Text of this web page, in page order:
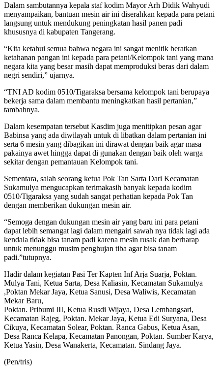
Dalam sambutannya kepala staf kodim Mayor Arh Didik Wahyudi
menyampaikan, bantuan mesin air ini diserahkan kepada para petani
langsung untuk mendukung peningkatan hasil panen padi
khususnya di kabupaten Tangerang.
“Kita ketahui semua bahwa negara ini sangat menitik beratkan
ketahanan pangan ini kepada para petani/Kelompok tani yang mana
negara kita yang besar masih dapat memproduksi beras dari dalam
negri sendiri,” ujarnya.
“TNI AD kodim 0510/Tigaraksa bersama kelompok tani berupaya
bekerja sama dalam membantu meningkatkan hasil pertanian,”
tambahnya.
Dalam kesempatan tersebut Kasdim juga menitipkan pesan agar
Babinsa yang ada diwilayah untuk di libatkan dalam pertanian ini
serta 6 mesin yang dibagikan ini dirawat dengan baik agar masa
pakainya awet hingga dapat di gunakan dengan baik oleh warga
sekitar dengan pemantauan Kelompok tani.
Sementara, salah seorang ketua Pok Tan Sarta Dari Kecamatan
Sukamulya mengucapkan terimakasih banyak kepada kodim
0510/Tigaraksa yang sudah sangat perhatian kepada Pok Tan
dengan memberikan dukungan mesin air.
“Semoga dengan dukungan mesin air yang baru ini para petani
dapat lebih semangat lagi dalam mengairi sawah nya tidak lagi ada
kendala tidak bisa tanam padi karena mesin rusak dan berharap
untuk menunggu musim penghujan tiba agar bisa tanam
padi.”tutupnya.
Hadir dalam kegiatan Pasi Ter Kapten Inf Arja Suarja, Poktan.
Mulya Tani, Ketua Sarta, Desa Kaliasin, Kecamatan Sukamulya
,Poktan Mekar Jaya, Ketua Sanusi, Desa Waliwis, Kecamatan
Mekar Baru,
Poktan. Pribumi III, Ketua Rusdi Wijaya, Desa Lembangsari,
Kecamatan Rajeg, Poktan. Mekar Jaya, Ketua Edi Suryana, Desa
Cikuya, Kecamatan Solear, Poktan. Ranca Gabus, Ketua Asan,
Desa Ranca Kelapa, Kecamatan Panongan, Poktan. Sumber Karya,
Ketua Yasin, Desa Wanakerta, Kecamatan. Sindang Jaya.
(Pen/tris)